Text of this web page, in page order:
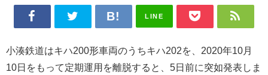
LINE
小湊鉄道はキハ200形車両のうちキハ202を、2020年10月
10日をもって定期運用を離脱すると、5日前に突如発表しま